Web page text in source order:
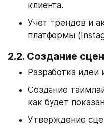
клиента.
Учет трендов и
платформы
2.2. Создание
Разработка идеи
Создание
как будет
Утверждение